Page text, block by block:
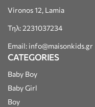
Vironos 12, Lamia
Τηλ: 2231037234
Email: info@maisonkids.gr
CATEGORIES
Baby Boy
Baby Girl
Boy